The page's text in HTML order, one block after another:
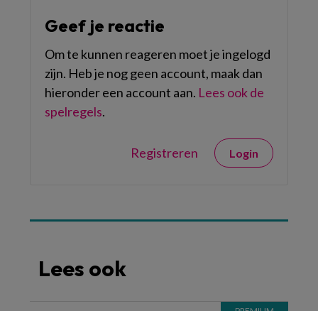
Geef je reactie
Om te kunnen reageren moet je ingelogd
zijn. Heb je nog geen account, maak dan
hieronder een account aan. Lees ook de
spelregels.
Registreren Login
Lees ook